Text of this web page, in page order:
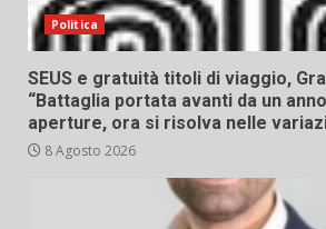
Politica
SEUS e gratuità titoli di viaggio,
“Battaglia portata avanti da un
aperture, ora si risolva nelle
8 Agosto 2026